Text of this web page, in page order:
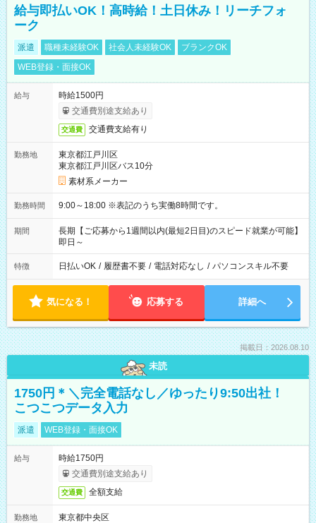
給与即払いOK！高時給！土日休み！リーチフォ
ーク
派遣 職種未経験OK 社会人未経験OK
ブランクOK
WEB登録・面接OK
給与
時給1500円
交通費別途支給あり
交通費 交通費支給有り
勤務地
東京都江戸川区
東京都江戸川区バス10分
素材系メーカー
勤務時間 9:00～18:00 ※表記のうち実働8時間です。
期間
長期【ご応募から1週間以内(最短2日目)のスピード就業が可能】
即日～
特徴 日払いOK / 履歴書不要 / 電話対応なし / パソコンスキル不要
気になる！ 応募する 詳細へ
掲載日：2026.08.10
未読
1750円＊＼完全電話なし／ゆったり9:50出社！
こつこつデータ入力
派遣 WEB登録・面接OK
給与
時給1750円
交通費別途支給あり
交通費 全額支給
勤務地
東京都中央区